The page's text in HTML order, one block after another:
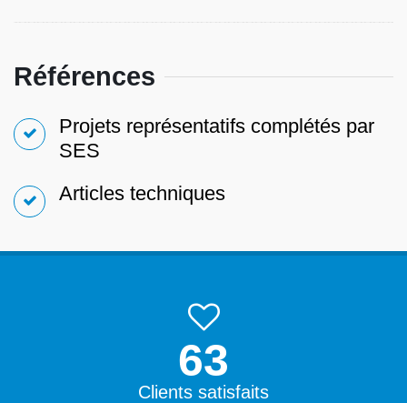
Références
Projets représentatifs complétés par
SES
Articles techniques
99.9%
Clients satisfaits